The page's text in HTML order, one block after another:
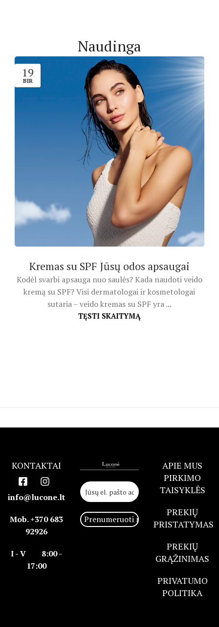
Naudinga
19
BIR
Kremas su SPF Jūsų odos apsaugai
Kodėl svarbi apsauga nuo saulės? Kada naudoti veido
kremą su SPF? Visi dermatologai ir kosmetologai
sutaria – veido kremas su SPF yra ...
TĘSTI SKAITYMĄ
KONTAKTAI
info@lucone.lt
Mob. +370 683
92926
I - V 8:00 -
17:00
APIE MUS
PIRKIMO
TAISYKLĖS
PREKIŲ
PRISTATYMAS
PREKIŲ
GRĄŽINIMAS
PRIVATUMO
POLITIKA